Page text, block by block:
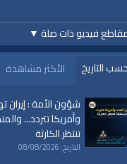
https://
واقتراحاتكم وآرائكم
فيديو ذات صلة ▼
التاريخ الأكثر مشاهدة
شؤون الأمة : إيران
وأمريكا تتردد...
تنتظر الكارثة
التاريخ: 08/08/2026